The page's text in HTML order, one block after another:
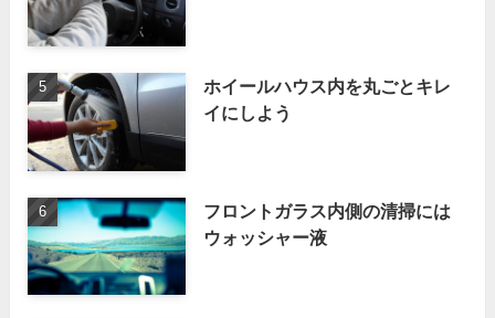
ホイールハウス内を丸ごとキレ
イにしよう
フロントガラス内側の清掃には
ウォッシャー液